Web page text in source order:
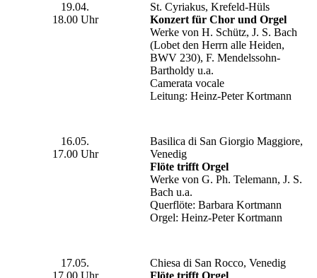
19.04.
18.00 Uhr
St. Cyriakus, Krefeld-Hüls
Konzert für Chor und Orgel
Werke von H. Schütz, J. S. Bach
(Lobet den Herrn alle Heiden,
BWV 230), F. Mendelssohn-
Bartholdy u.a.
Camerata vocale
Leitung: Heinz-Peter Kortmann
16.05.
17.00 Uhr
Basilica di San Giorgio Maggiore,
Venedig
Flöte trifft Orgel
Werke von G. Ph. Telemann, J. S.
Bach u.a.
Querflöte: Barbara Kortmann
Orgel: Heinz-Peter Kortmann
17.05.
Chiesa di San Rocco, Venedig